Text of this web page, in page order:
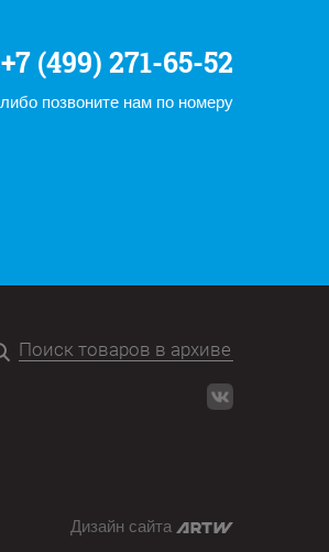
+7 (499) 271-65-52
либо позвоните нам по номеру
Дизайн сайта